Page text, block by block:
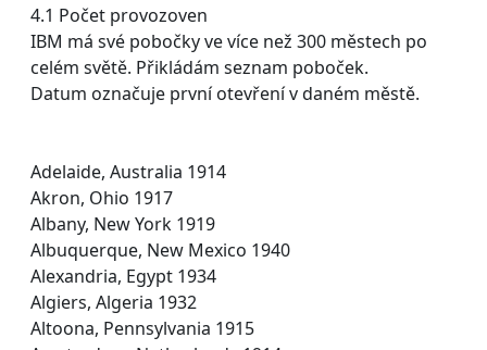
4.1 Počet provozoven
IBM má své pobočky ve více než 300 městech po
celém světě. Přikládám seznam poboček.
Datum označuje první otevření v daném městě.
Adelaide, Australia 1914
Akron, Ohio 1917
Albany, New York 1919
Albuquerque, New Mexico 1940
Alexandria, Egypt 1934
Algiers, Algeria 1932
Altoona, Pennsylvania 1915